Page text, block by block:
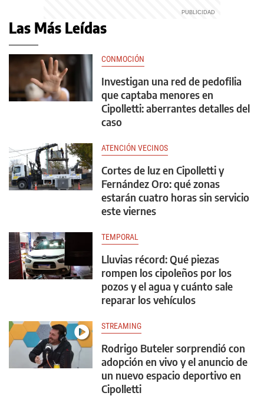
Las Más Leídas
CONMOCIÓN
Investigan una red de pedofilia
que captaba menores en
Cipolletti: aberrantes detalles del
caso
ATENCIÓN VECINOS
Cortes de luz en Cipolletti y
Fernández Oro: qué zonas
estarán cuatro horas sin servicio
este viernes
TEMPORAL
Lluvias récord: Qué piezas
rompen los cipoleños por los
pozos y el agua y cuánto sale
reparar los vehículos
STREAMING
Rodrigo Buteler sorprendió con
adopción en vivo y el anuncio de
un nuevo espacio deportivo en
Cipolletti